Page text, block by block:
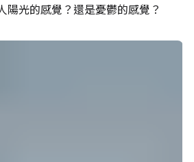
陽光的感覺？還是憂鬱的感覺？